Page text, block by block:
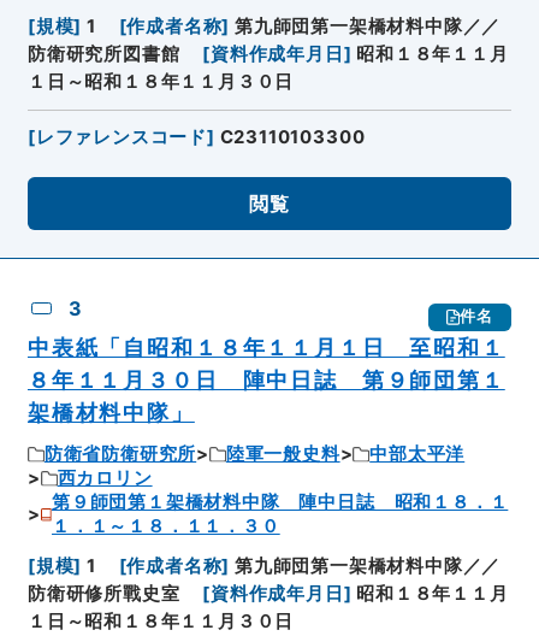
[規模] 1 [作成者名称] 第九師団第一架橋材料中隊／／
防衛研究所図書館
[資料作成年月日 ] 昭和１８年１１月
１日～昭和１８年１１月３０日
[レファレンスコード] C23110103300
閲覧
3 件名
中表紙「自昭和１８年１１月１日 至昭和１
８年１１月３０日 陣中日誌 第９師団第１
架橋材料中隊」
防衛省防衛研究所 陸軍一般史料
中部太平洋
西カロリン
第９師団第１架橋材料中隊 陣中日誌 昭和１８．１
１．１～１８．１１．３０
[規模] 1 [作成者名称] 第九師団第一架橋材料中隊／／
防衛研修所戰史室
[資料作成年月日 ] 昭和１８年１１月
１日～昭和１８年１１月３０日